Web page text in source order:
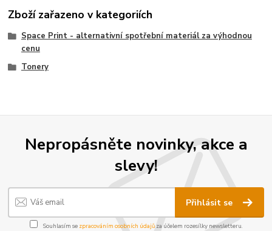
Zboží zařazeno v kategoriích
Space Print - alternativní spotřební materiál za výhodnou
cenu
Tonery
Nepropásněte novinky, akce a
slevy!
Přihlásit se
Souhlasím se zpracováním osobních údajůza účelem rozesílky newsletteru.